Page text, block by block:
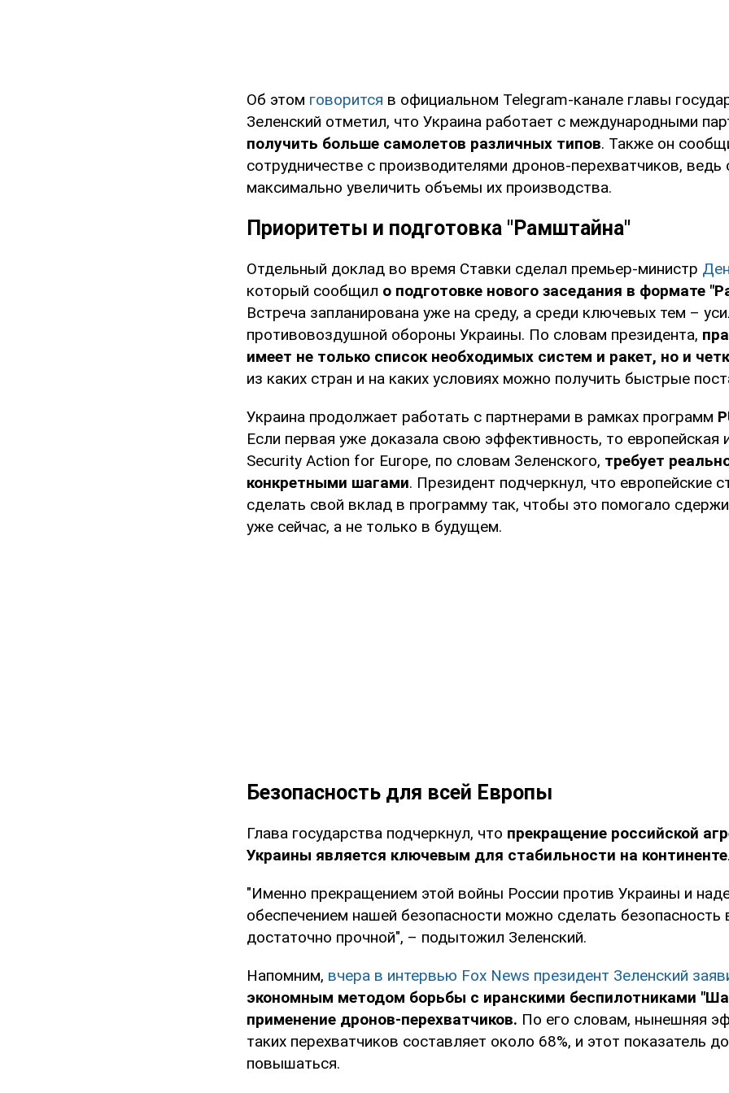
Об этом говорится в официальном Telegram-канале главы
Зеленский отметил, что Украина работает с международными
получить больше самолетов различных типов. Также он
сотрудничестве с производителями дронов-перехватчиков, ведь
максимально увеличить объемы их производства.
Приоритеты и подготовка "Рамштайна"
Отдельный доклад во время Ставки сделал премьер-министр
который сообщил о подготовке нового заседания в формате
Встреча запланирована уже на среду, а среди ключевых тем –
противовоздушной обороны Украины. По словам президента,
имеет не только список необходимых систем и ракет, но и
из каких стран и на каких условиях можно получить быстрые
Украина продолжает работать с партнерами в рамках программ
Если первая уже доказала свою эффективность, то европейская
Security Action for Europe, по словам Зеленского, требует
конкретными шагами. Президент подчеркнул, что европейские
сделать свой вклад в программу так, чтобы это помогало
уже сейчас, а не только в будущем.
Безопасность для всей Европы
Глава государства подчеркнул, что прекращение российской
Украины является ключевым для стабильности на континенте
"Именно прекращением этой войны России против Украины и
обеспечением нашей безопасности можно сделать безопасность
достаточно прочной", – подытожил Зеленский.
Напомним, вчера в интервью Fox News президент Зеленский
экономным методом борьбы с иранскими беспилотниками
применение дронов-перехватчиков. По его словам, нынешняя
таких перехватчиков составляет около 68%, и этот показатель
повышаться.